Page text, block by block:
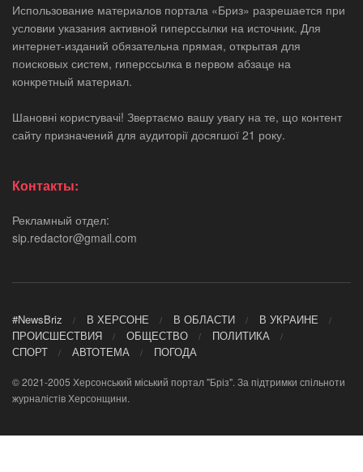
Использование материалов портала «Бриз» разрешается при
условии указания активной гиперссылки на источник. Для
интернет-изданий обязательна прямая, открытая для
поисковых систем, гиперссылка в первом абзаце на
конкретный материал.
Шановні користувачі! Звертаємо вашу увагу на те, що контент
сайту призначений для аудиторії досягшої 21 року.
Контакты:
Рекламный отдел:
sip.redactor@gmail.com
#NewsBriz В ХЕРСОНЕ В ОБЛАСТИ
В УКРАИНЕ
ПРОИСШЕСТВИЯ
ОБЩЕСТВО
ПОЛИТИКА
СПОРТ
АВТОТЕМА ПОГОДА
© 2021-2005 Херсонський міський портал "Бріз". За підтримки спільноти
журналістів Херсонщини.